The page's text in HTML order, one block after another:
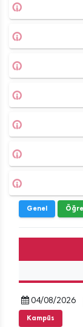
Genel
04/08/2026
Kampüs